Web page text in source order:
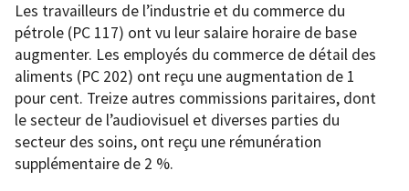
Les travailleurs de l’industrie et du commerce du
pétrole (PC 117) ont vu leur salaire horaire de base
augmenter. Les employés du commerce de détail des
aliments (PC 202) ont reçu une augmentation de 1
pour cent. Treize autres commissions paritaires, dont
le secteur de l’audiovisuel et diverses parties du
secteur des soins, ont reçu une rémunération
supplémentaire de 2 %.